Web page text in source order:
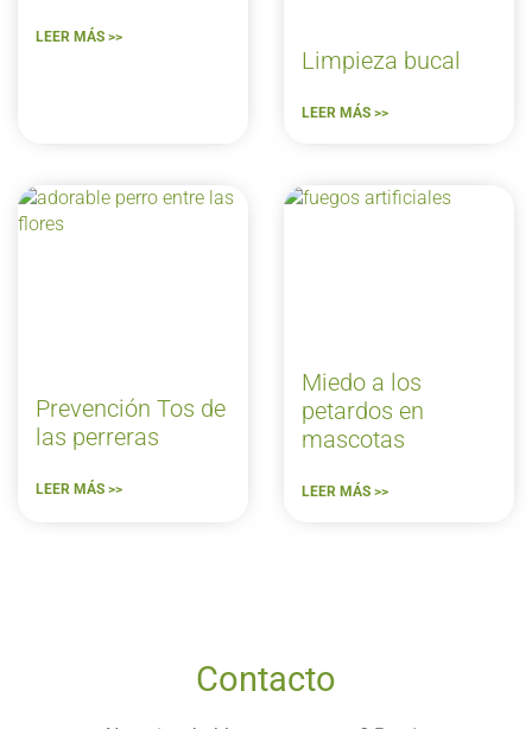
LEER MÁS >>
Limpieza bucal
LEER MÁS >>
Prevención Tos de
las perreras
LEER MÁS >>
Miedo a los
petardos en
mascotas
LEER MÁS >>
Contacto